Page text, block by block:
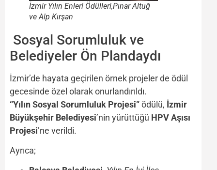
İzmir Yılın Enleri Ödülleri,Pınar Altuğ
ve Alp Kırşan
Sosyal Sorumluluk ve
Belediyeler Ön Plandaydı
İzmir’de hayata geçirilen örnek projeler de ödül
gecesinde özel olarak onurlandırıldı.
“Yılın Sosyal Sorumluluk Projesi”ödülü, İzmir
Büyükşehir Belediyesi’nin yürüttüğü HPV Aşısı
Projesi’ne verildi.
Ayrıca;